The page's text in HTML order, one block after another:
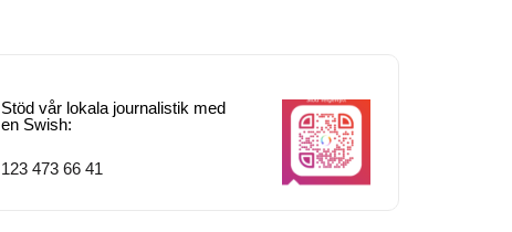
Stöd vår lokala journalistik med
en Swish:
123 473 66 41